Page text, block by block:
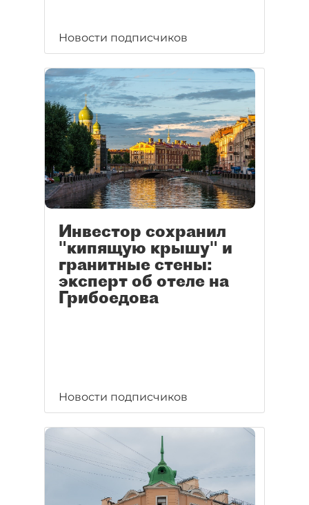
Новости подписчиков
Инвестор сохранил
"кипящую крышу" и
гранитные стены:
эксперт об отеле на
Грибоедова
Новости подписчиков